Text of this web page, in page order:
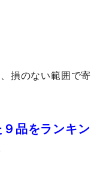
損のない範囲で寄
品をランキン